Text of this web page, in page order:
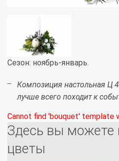
Сезон: ноябрь-январь.
Композиция настольная Ц
лучше всего походит к
Cannot find 'bouquet' template
Здесь вы можете
цветы